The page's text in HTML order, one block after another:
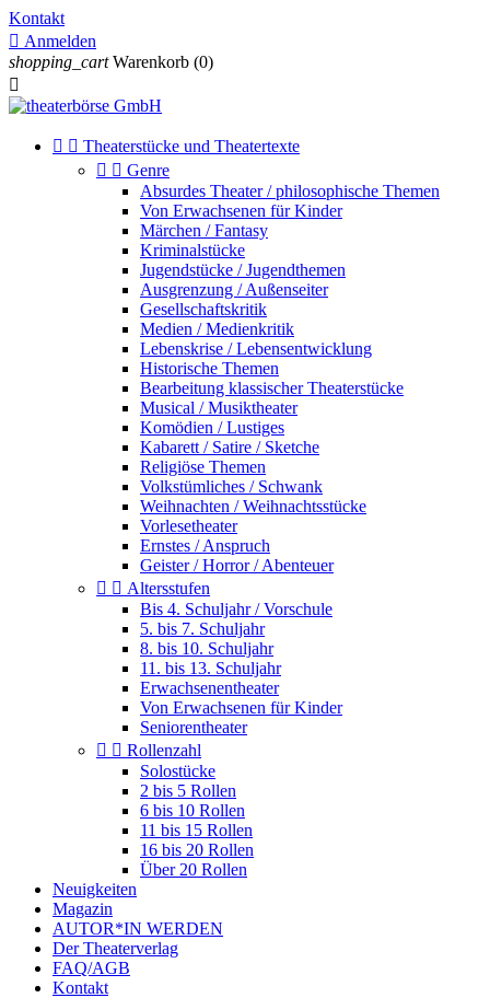
Kontakt
 Anmelden
shopping_cart Warenkorb (0)

  Theaterstücke und Theatertexte
  Genre
Absurdes Theater / philosophische Themen
Von Erwachsenen für Kinder
Märchen / Fantasy
Kriminalstücke
Jugendstücke / Jugendthemen
Ausgrenzung / Außenseiter
Gesellschaftskritik
Medien / Medienkritik
Lebenskrise / Lebensentwicklung
Historische Themen
Bearbeitung klassischer Theaterstücke
Musical / Musiktheater
Komödien / Lustiges
Kabarett / Satire / Sketche
Religiöse Themen
Volkstümliches / Schwank
Weihnachten / Weihnachtsstücke
Vorlesetheater
Ernstes / Anspruch
Geister / Horror / Abenteuer
  Altersstufen
Bis 4. Schuljahr / Vorschule
5. bis 7. Schuljahr
8. bis 10. Schuljahr
11. bis 13. Schuljahr
Erwachsenentheater
Von Erwachsenen für Kinder
Seniorentheater
  Rollenzahl
Solostücke
2 bis 5 Rollen
6 bis 10 Rollen
11 bis 15 Rollen
16 bis 20 Rollen
Über 20 Rollen
Neuigkeiten
Magazin
AUTOR*IN WERDEN
Der Theaterverlag
FAQ/AGB
Kontakt